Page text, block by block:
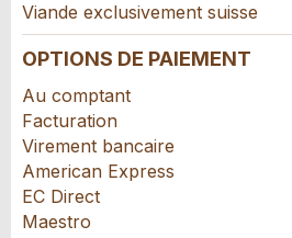
Adresse
Viande exclusivement suisse
OPTIONS DE PAIEMENT
Au comptant
Facturation
Virement bancaire
American Express
EC Direct
Maestro